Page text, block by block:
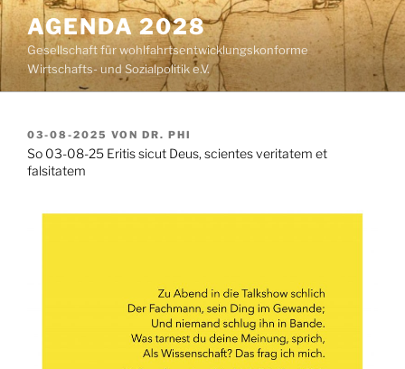
Zum
Inhalt
springen
AGENDA 2028
Gesellschaft für wohlfahrtsentwicklungskonforme
Wirtschafts- und Sozialpolitik e.V.
VERÖFFENTLICHT
AM
03-08-2025 VON DR. PHI
So 03-08-25 Eritis sicut Deus, scientes veritatem et
falsitatem